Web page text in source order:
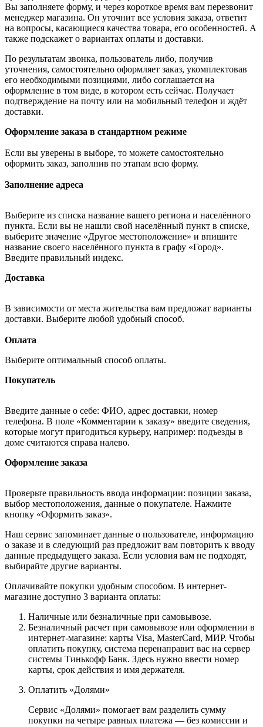
Вы заполняете форму, и через короткое время вам перезвонит
менеджер магазина. Он уточнит все условия заказа, ответит
на вопросы, касающиеся качества товара, его особенностей. А
также подскажет о вариантах оплаты и доставки.
По результатам звонка, пользователь либо, получив
уточнения, самостоятельно оформляет заказ, укомплектовав
его необходимыми позициями, либо соглашается на
оформление в том виде, в котором есть сейчас. Получает
подтверждение на почту или на мобильный телефон и ждёт
доставки.
Оформление заказа в стандартном режиме
Если вы уверены в выборе, то можете самостоятельно
оформить заказ, заполнив по этапам всю форму.
Заполнение адреса
Выберите из списка название вашего региона и населённого
пункта. Если вы не нашли свой населённый пункт в списке,
выберите значение «Другое местоположение» и впишите
название своего населённого пункта в графу «Город».
Введите правильный индекс.
Доставка
В зависимости от места жительства вам предложат варианты
доставки. Выберите любой удобный способ.
Оплата
Выберите оптимальный способ оплаты.
Покупатель
Введите данные о себе: ФИО, адрес доставки, номер
телефона. В поле «Комментарии к заказу» введите сведения,
которые могут пригодиться курьеру, например: подъезды в
доме считаются справа налево.
Оформление заказа
Проверьте правильность ввода информации: позиции заказа,
выбор местоположения, данные о покупателе. Нажмите
кнопку «Оформить заказ».
Наш сервис запоминает данные о пользователе, информацию
о заказе и в следующий раз предложит вам повторить к вводу
данные предыдущего заказа. Если условия вам не подходят,
выбирайте другие варианты.
Оплачивайте покупки удобным способом. В интернет-
магазине доступно 3 варианта оплаты:
Наличные или безналичные при самовывозе.
Безналичный расчет при самовывозе или оформлении в
интернет-магазине: карты Visa, MasterCard, МИР. Чтобы
оплатить покупку, система перенаправит вас на сервер
системы Тинькофф Банк. Здесь нужно ввести номер
карты, срок действия и имя держателя.
Оплатить «Долями»
Сервис «Долями» помогает вам разделить сумму
покупки на четыре равных платежа — без комиссии и